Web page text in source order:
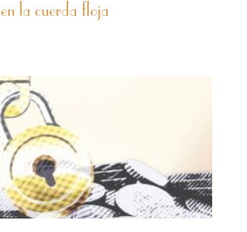
la cuerda floja